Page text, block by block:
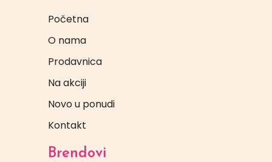
Početna
O nama
Prodavnica
Na akciji
Novo u ponudi
Kontakt
Brendovi